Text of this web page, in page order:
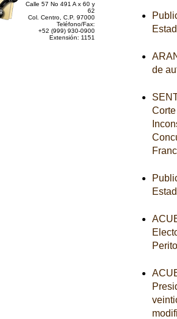
Calle 57 No 491 A x 60 y
62
Col. Centro, C.P. 97000
Teléfono/Fax:
+52 (999) 930-0900
Extensión: 1151
de